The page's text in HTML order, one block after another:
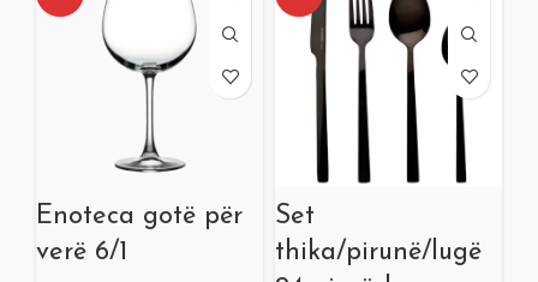
Enoteca gotë për
verë 6/1
Set
thika/pirunë/lugë